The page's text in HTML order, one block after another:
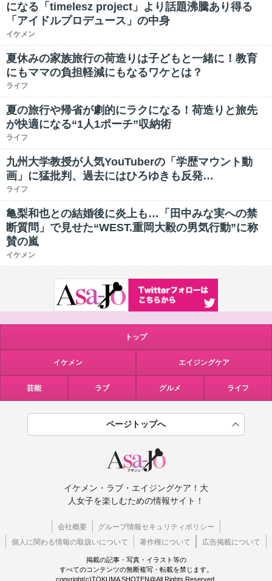
になる「timelesz project」より話題沸騰あり得る
「アイドルプロデュース」の中身
イケメン
夏休みの家族旅行の荷造りは子どもと一緒に！教育
にもママの負担軽減にもなるワケとは？
ライフ
夏の旅行や帰省が劇的にラクになる！荷造りと旅先
が快適になる“1人1ポーチ”収納術
ライフ
九州大学教授が人気YouTuberの「学歴マウント動
画」に猛批判、過去にはひろゆきも反発…
ライフ
亀梨和也との結婚後に炎上も…「田中みな実への禁
断質問」で見せた“WEST.重岡大毅の男気行動”に称
賛の嵐
イケメン
トップ
イケメン エイジングケア
芸能 ラブ グルメ ライフ
ページトップへ
イケメン・ラブ・エイジングケア！大
人女子を楽しむための情報サイト！
会社概要
グループ情報セキュリティポリシー
個人に関わる情報の取扱いについて
著作権について 広告掲載について
掲載の記事・写真・イラスト等の
すべてのコンテンツの無断複写・転載を禁じます。
copyright(c)TOKUMA SHOTEN@All Rights Reserved.